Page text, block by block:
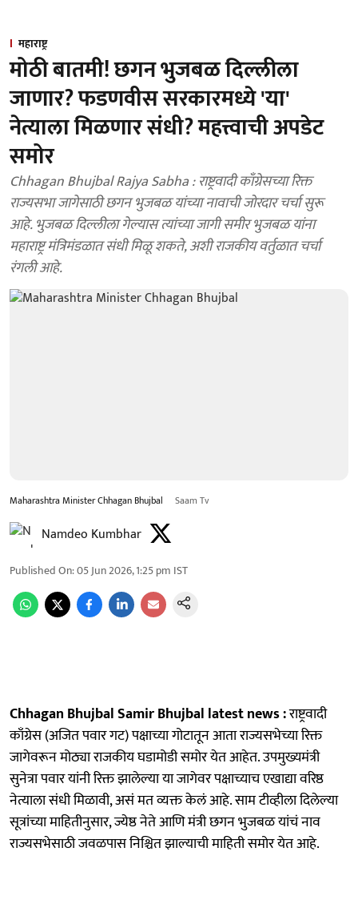
महाराष्ट्र
मोठी बातमी! छगन भुजबळ दिल्लीला
जाणार? फडणवीस सरकारमध्ये 'या'
नेत्याला मिळणार संधी? महत्त्वाची अपडेट
समोर
Chhagan Bhujbal Rajya Sabha : राष्ट्रवादी काँग्रेसच्या रिक्त
राज्यसभा जागेसाठी छगन भुजबळ यांच्या नावाची जोरदार चर्चा सुरू
आहे. भुजबळ दिल्लीला गेल्यास त्यांच्या जागी समीर भुजबळ यांना
महाराष्ट्र मंत्रिमंडळात संधी मिळू शकते, अशी राजकीय वर्तुळात चर्चा
रंगली आहे.
Maharashtra Minister Chhagan Bhujbal Saam Tv
Namdeo Kumbhar
Published On:05 Jun 2026, 1:25 pm IST
Chhagan Bhujbal Samir Bhujbal latest news :राष्ट्रवादी
काँग्रेस (अजित पवार गट) पक्षाच्या गोटातून आता राज्यसभेच्या रिक्त
जागेवरून मोठ्या राजकीय घडामोडी समोर येत आहेत. उपमुख्यमंत्री
सुनेत्रा पवार यांनी रिक्त झालेल्या या जागेवर पक्षाच्याच एखाद्या वरिष्ठ
नेत्याला संधी मिळावी, असं मत व्यक्त केलं आहे. साम टीव्हीला दिलेल्या
सूत्रांच्या माहितीनुसार, ज्येष्ठ नेते आणि मंत्री छगन भुजबळ यांचं नाव
राज्यसभेसाठी जवळपास निश्चित झाल्याची माहिती समोर येत आहे.